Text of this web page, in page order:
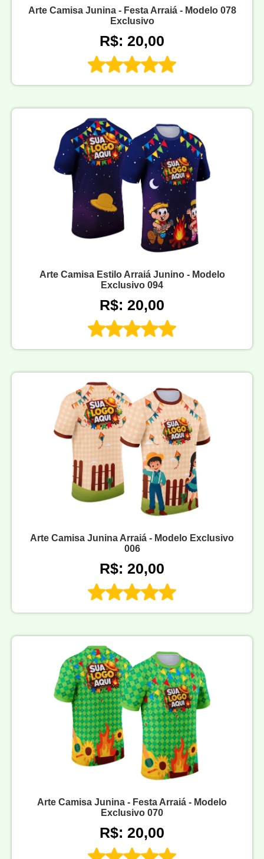
Arte Camisa Junina - Festa Arraiá - Modelo 078
Exclusivo
R$: 20,00
Arte Camisa Estilo Arraiá Junino - Modelo
Exclusivo 094
R$: 20,00
Arte Camisa Junina Arraiá - Modelo Exclusivo
006
R$: 20,00
Arte Camisa Junina - Festa Arraiá - Modelo
Exclusivo 070
R$: 20,00